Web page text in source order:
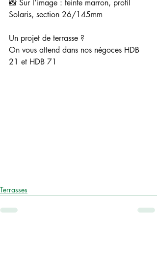
📸 Sur l’image : teinte marron, profil
Solaris, section 26/145mm
Un projet de terrasse ?
On vous attend dans nos négoces HDB
21 et HDB 71
Terrasses